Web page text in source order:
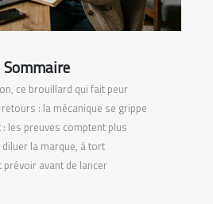
Sommaire
ce brouillard qui fait peur
: la mécanique se grippe
: les preuves comptent plus
diluer la marque, à tort
prévoir avant de lancer